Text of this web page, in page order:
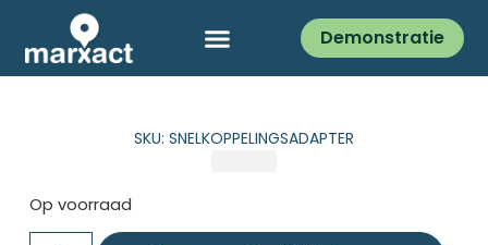
Demonstratie
SKU: SNELKOPPELINGSADAPTER
Op voorraad